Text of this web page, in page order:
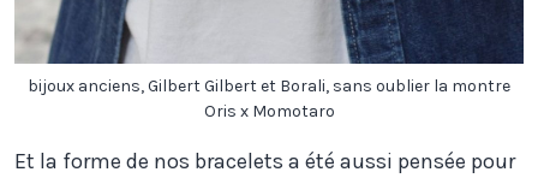
bijoux anciens, Gilbert Gilbert et Borali, sans oublier la montre
Oris x Momotaro
Et la forme de nos bracelets a été aussi pensée pour